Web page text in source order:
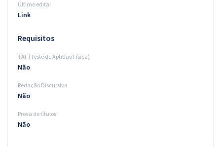
Último edital
Link
Requisitos
TAF (Teste de Aptidão Física)
Não
Redação Discursiva
Não
Prova de títulos
Não